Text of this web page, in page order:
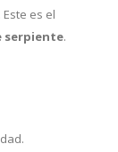
es el
serpiente.